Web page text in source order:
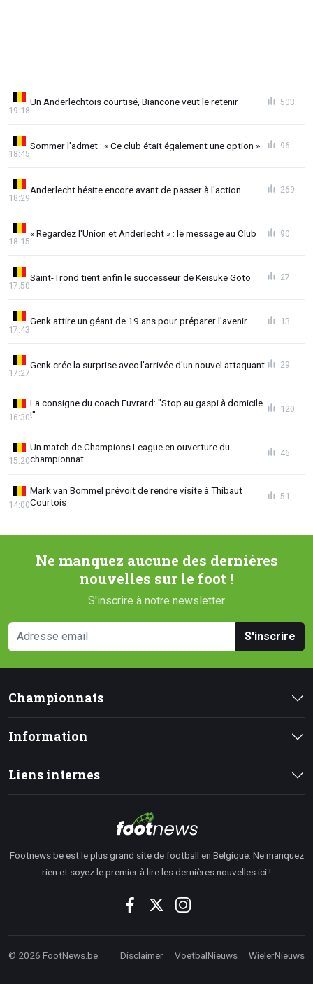
Un Anderlechtois courtisé, Biancone veut le retenir
19:18
503
Sommer l'admet : « Ce club était également une option »
18:45
96
Anderlecht hésite encore avant de passer à l'action
18:29
269
« Regardez l'Union et Anderlecht » : le message au Club
18:15
90
Saint-Trond tient enfin le successeur de Keisuke Goto
17:50
27
Genk attire un géant de 19 ans pour préparer l'avenir
17:43
13
Genk crée la surprise avec l'arrivée d'un nouvel attaquant
17:27
29
La consigne du coach Euvrard: "Stop au gaspi à domicile
!"
16:30
120
Un match de Champions League en ouverture du
championnat
15:20
46
Mark van Bommel prévoit de rendre visite à Thibaut
Courtois
14:00
51
Ne manquez aucune des dernières
nouvelles sur le foot !
S'inscrire à notre newsletter
S'inscrire
Championnats
Information
Liens internes
Footnews.be est le plus grand site de football en Belgique. Ne manquez
rien et soyez le premier à lire les dernières nouvelles ici !
© 2026 FootNews.be Disclaimer VoetbalNieuws WielerNieuws